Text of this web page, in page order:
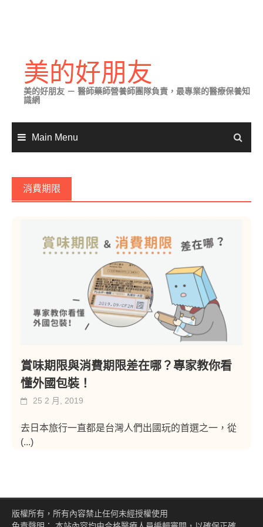
content美的好朋友
美的好朋友 － 醫師藥師營養師團隊負責，最專業的醫療保養知
識網
Main Menu
消費期限
賞味期限與消費期限差在哪？專家教你看
懂外國包裝！
25 2 月, 2019
去日本旅行一直都是台灣人們出國玩的首選之一，從
(...)
版權所有，所有內容禁止任何未經授權使用